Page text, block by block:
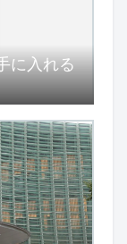
に入れる